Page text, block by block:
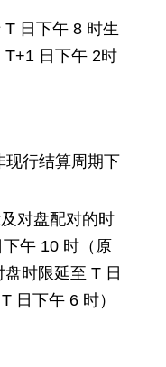
日下午 8 时生
T+1 日下午 2时
现行结算周期下
对盘配对的时
午 10 时（原
时限延至 T 日
日下午 6 时）